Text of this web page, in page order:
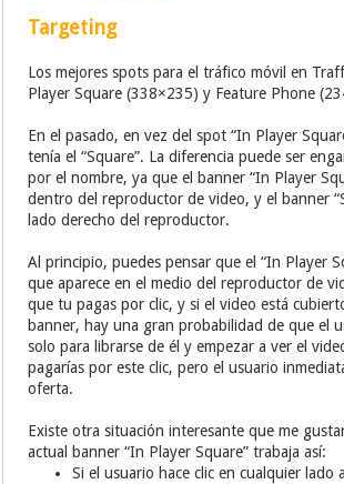
Targeting
Los mejores spots para el tráfico móvil en
Player Square (338×235) y Feature Phone
En el pasado, en vez del spot “In Player
tenía el “Square”. La diferencia puede ser
por el nombre, ya que el banner “In Player
dentro del reproductor de video, y el banner
lado derecho del reproductor.
Al principio, puedes pensar que el “In Player
que aparece en el medio del reproductor de
que tu pagas por clic, y si el video está
banner, hay una gran probabilidad de que el
solo para librarse de él y empezar a ver el
pagarías por este clic, pero el usuario
oferta.
Existe otra situación interesante que me
actual banner “In Player Square” trabaja así:
Si el usuario hace clic en cualquier lado